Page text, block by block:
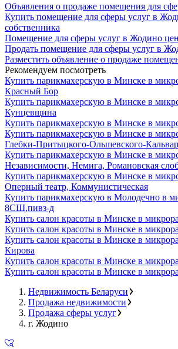
Объявления о продаже помещения для
Купить помещение для сферы услуг в
собственника
Помещение для сферы услуг в Жодино
Продать помещение для сферы услуг в
Разместить объявление о продаже
Рекомендуем посмотреть
Купить парикмахерскую в Минске в
Красный Бор
Купить парикмахерскую в Минске в
Кунцевщина
Купить парикмахерскую в Минске в
Купить парикмахерскую в Минске в
Глебки-Притыцкого-Ольшевского-
Купить парикмахерскую в Минске в
Независимости, Немига, Романовская
Купить парикмахерскую в Минске в
Оперный театр, Коммунистическая
Купить парикмахерскую в Молодечно в
8СШ,пивз-д
Купить салон красоты в Минске в
Купить салон красоты в Минске в
Купить салон красоты в Минске в
Кирова
Купить салон красоты в Минске в
Купить салон красоты в Минске в
Недвижимость Беларуси
Продажа недвижимости
Продажа сферы услуг
г. Жодино